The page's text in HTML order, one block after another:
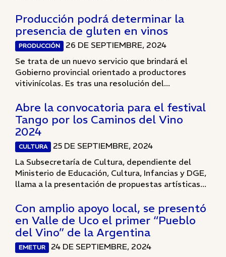
Producción podrá determinar la
presencia de gluten en vinos
PRODUCCIÓN
26 DE SEPTIEMBRE, 2024
Se trata de un nuevo servicio que brindará el
Gobierno provincial orientado a productores
vitivinícolas. Es tras una resolución del...
Abre la convocatoria para el festival
Tango por los Caminos del Vino
2024
CULTURA
25 DE SEPTIEMBRE, 2024
La Subsecretaría de Cultura, dependiente del
Ministerio de Educación, Cultura, Infancias y DGE,
llama a la presentación de propuestas artísticas...
Con amplio apoyo local, se presentó
en Valle de Uco el primer “Pueblo
del Vino” de la Argentina
EMETUR
24 DE SEPTIEMBRE, 2024